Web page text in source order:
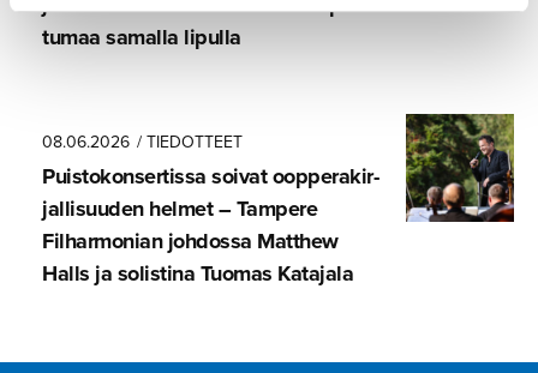
tumaa samalla lipulla
08.06.2026 / TIEDOTTEET
Puistokon­ser­tissa soivat oopperakir­
jal­li­suuden helmet – Tampere
Filharmonian johdossa Matthew
Halls ja solistina Tuomas Katajala